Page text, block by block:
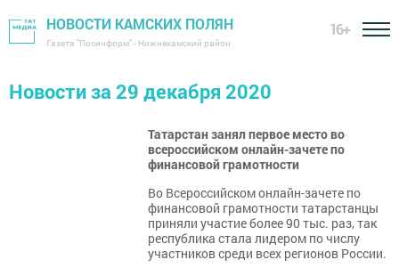
НОВОСТИ КАМСКИХ ПОЛЯН
Газета "Посинформ" - Нижнекамский район
16+
Новости за 29 декабря 2020
Татарстан занял первое место во
всероссийском онлайн-зачете по
финансовой грамотности
Во Всероссийском онлайн-зачете по
финансовой грамотности татарстанцы
приняли участие более 90 тыс. раз, так
республика стала лидером по числу
участников среди всех регионов России.